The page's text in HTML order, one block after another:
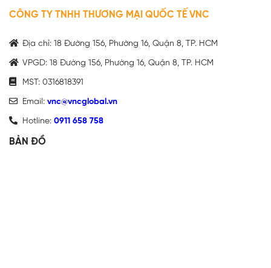
CÔNG TY TNHH THƯƠNG MẠI QUỐC TẾ VNC
Địa chỉ: 18 Đường 156, Phường 16, Quận 8, TP. HCM
VPGD: 18 Đường 156, Phường 16, Quận 8, TP. HCM
MST: 0316818391
Email: vnc@vncglobal.vn
Hotline: 0911 658 758
BẢN ĐỒ